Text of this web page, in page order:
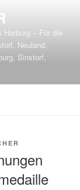
Harburg – Für die
Neuland,
Sinstorf,